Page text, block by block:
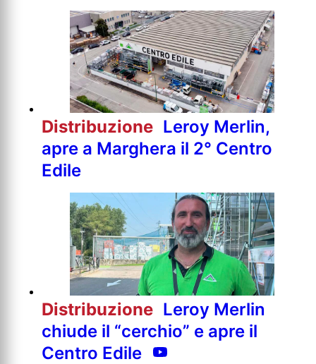
Distribuzione Leroy Merlin,
apre a Marghera il 2° Centro
Edile
Distribuzione Leroy Merlin
chiude il “cerchio” e apre il
Centro Edile